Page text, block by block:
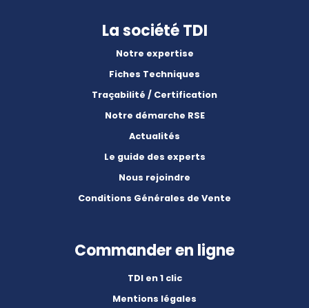
La société TDI
Notre expertise
Fiches Techniques
Traçabilité / Certification
Notre démarche RSE
Actualités
Le guide des experts
Nous rejoindre
Conditions Générales de Vente
Commander en ligne
TDI en 1 clic
Mentions légales